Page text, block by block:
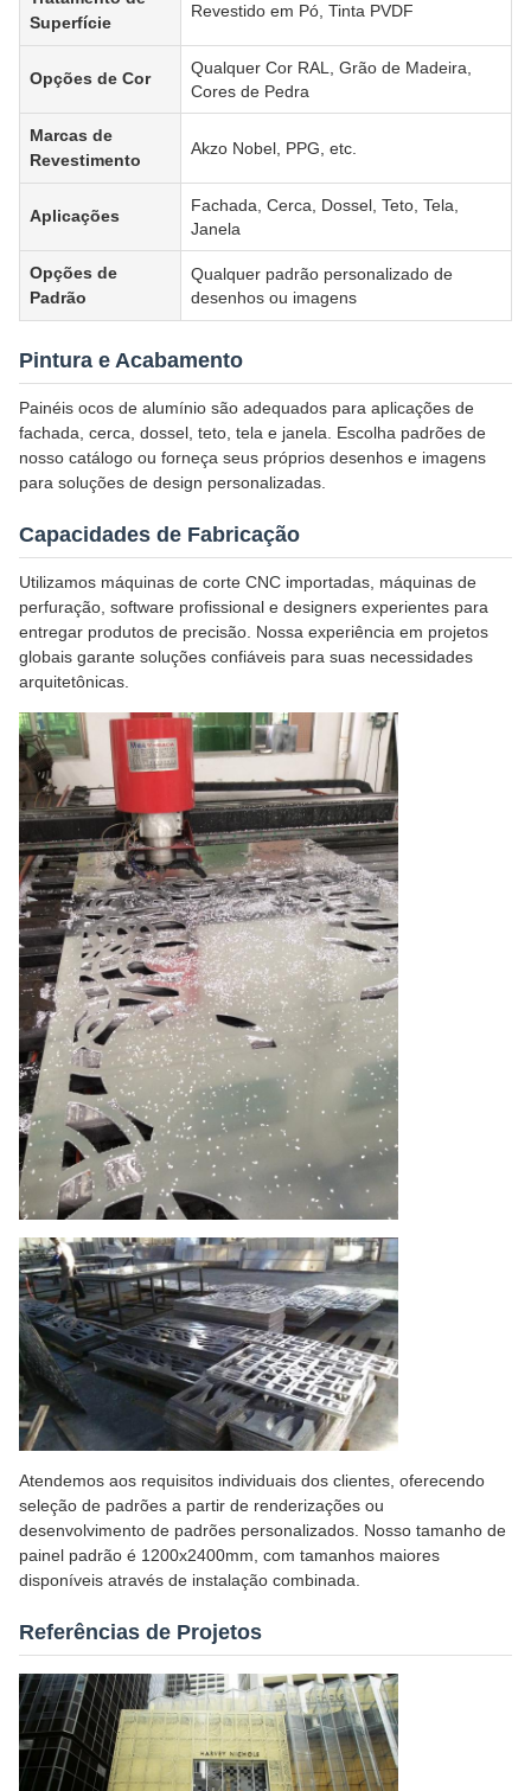
Superfície
Revestido em Pó, Tinta PVDF
Opções de Cor
Qualquer Cor RAL, Grão de Madeira,
Cores de Pedra
Marcas de
Revestimento
Akzo Nobel, PPG, etc.
Aplicações
Fachada, Cerca, Dossel, Teto, Tela,
Janela
Opções de
Padrão
Qualquer padrão personalizado de
desenhos ou imagens
Pintura e Acabamento
Painéis ocos de alumínio são adequados para aplicações de
fachada, cerca, dossel, teto, tela e janela. Escolha padrões de
nosso catálogo ou forneça seus próprios desenhos e imagens
para soluções de design personalizadas.
Capacidades de Fabricação
Utilizamos máquinas de corte CNC importadas, máquinas de
perfuração, software profissional e designers experientes para
entregar produtos de precisão. Nossa experiência em projetos
globais garante soluções confiáveis para suas necessidades
arquitetônicas.
Atendemos aos requisitos individuais dos clientes, oferecendo
seleção de padrões a partir de renderizações ou
desenvolvimento de padrões personalizados. Nosso tamanho de
painel padrão é 1200x2400mm, com tamanhos maiores
disponíveis através de instalação combinada.
Referências de Projetos